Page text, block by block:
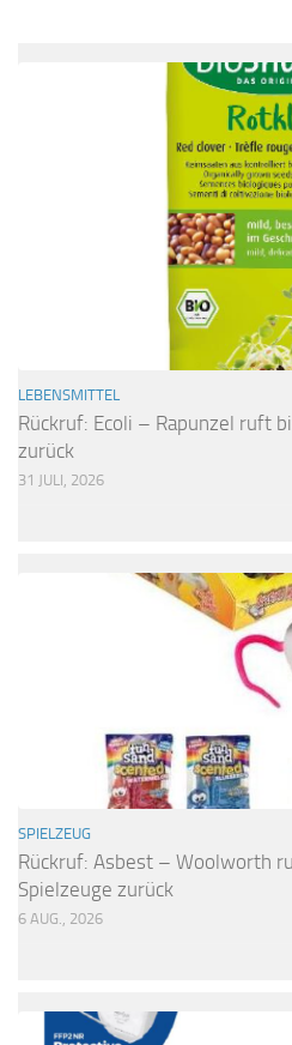
LEBENSMITTEL
Rückruf: Ecoli – Rapunzel ruft
zurück
31 JULI, 2026
SPIELZEUG
Rückruf: Asbest – Woolworth
Spielzeuge zurück
6 AUG., 2026